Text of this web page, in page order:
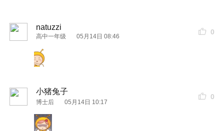
natuzzi
高中一年级 05月14日 08:46
0
小猪兔子
博士后 05月14日 10:17
0